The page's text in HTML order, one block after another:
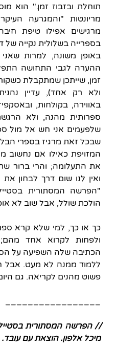
תוחלת ובזבוז זמן." הוא
מריונטות "והמגרעה
מרגישים אפילו טיפת
בספרייה בשלולית נקייה
באופן משונה, למרות
ההערה לגבי התחושה
זמן, שייתכן שמתקבלת
ולא רק אחד), עדיין
באווירה, בקולחות,
ספרותית מהנה, ולא
שלפעמים אני חש אל מול
שבכל זאת מרגיז בספרי
המזויפת כאילו אם נחשוב
את התעלומה; והרי ברור
ואין לנו שום דרך
"הפרשה המסתורית
הולכת שולל, אבל שוב לא
כך או כך, למי שלא קרא
ולפחות לקרוא אחד
הכתיבה שלה השפיעה על
ללמוד ממנה לא מעט. אבל
פשוט מהנים לקריאה. גם
// הפרשה המסתורית
מיכל אלפון. הוצאת עם עובד. 264 עמ', 68 ₪.